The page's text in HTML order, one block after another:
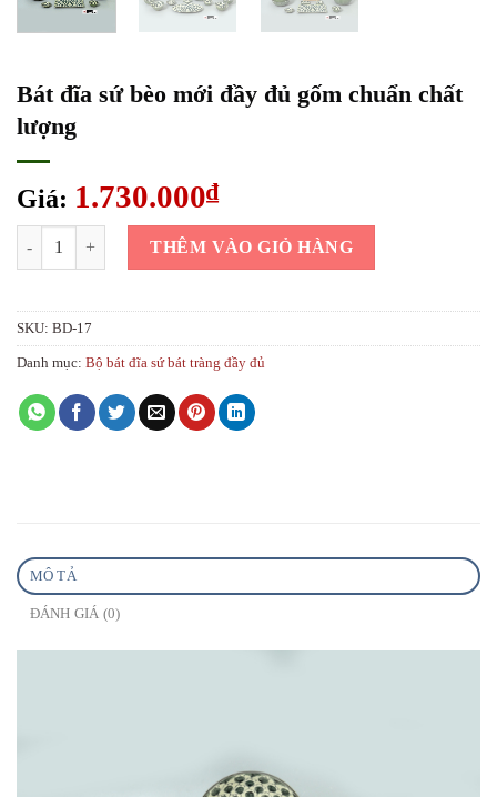
Bát đĩa sứ bèo mới đầy đủ gốm chuẩn chất
lượng
Giá: 1.730.000₫
Bát đĩa sứ bèo mới đầy đủ gốm chuẩn chất lượng số lượng
THÊM VÀO GIỎ HÀNG
SKU: BD-17
Danh mục: Bộ bát đĩa sứ bát tràng đầy đủ
MÔ TẢ
ĐÁNH GIÁ (0)